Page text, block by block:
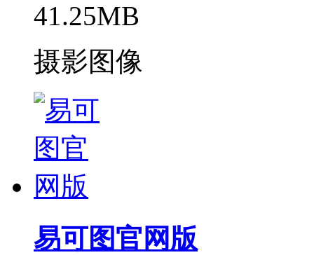
41.25MB
摄影图像
易可图官网版